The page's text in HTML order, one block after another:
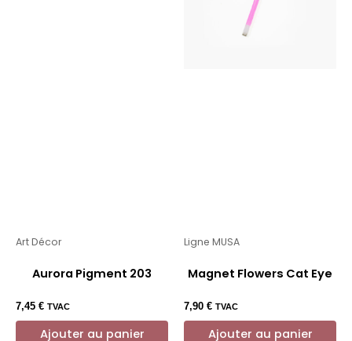
Art Décor
Aurora Pigment 203
7,45 € TVAC
Ajouter au panier
Ligne MUSA
Magnet Flowers Cat Eye
7,90 € TVAC
Ajouter au panier